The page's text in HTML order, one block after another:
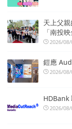
天上父
「南投
2026/
鎧應
2026/
HDBank
2026/